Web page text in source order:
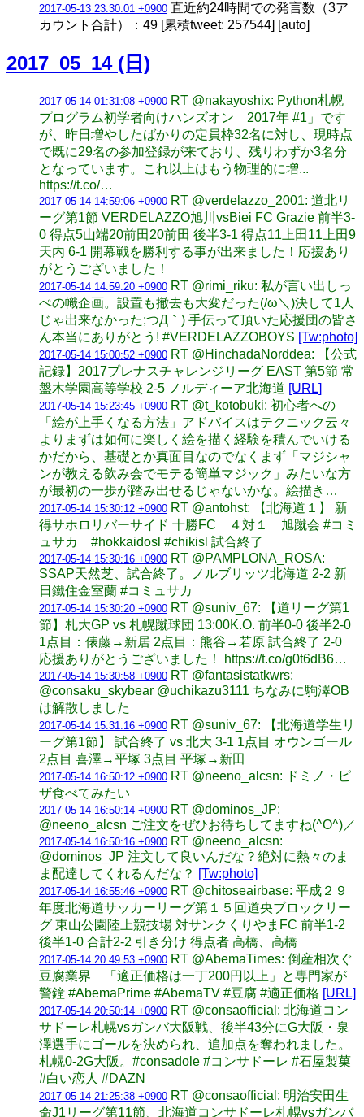
2017-05-13 23:30:01 +0900 直近約24時間での発言数（3ア
カウント合計）：49 [累積tweet: 257544] [auto]
2017_05_14 (日)
2017-05-14 01:31:08 +0900 RT @nakayoshix: Python札幌
プログラム初学者向けハンズオン 2017年 #1」です
が、昨日増やしたばかりの定員枠32名に対し、現時点
で既に29名の参加登録が来ており、残りわずか3名分
となっています。これ以上はもう物理的に増...
https://t.co/…
2017-05-14 14:59:06 +0900 RT @verdelazzo_2001: 道北リ
ーグ第1節 VERDELAZZO旭川vsBiei FC Grazie 前半3-
0 得点5山端20前田20前田 後半3-1 得点11上田11上田9
天内 6-1 開幕戦を勝利する事が出来ました！応援あり
がとうございました！
2017-05-14 14:59:20 +0900 RT @rimi_riku: 私が言い出しっ
ぺの幟企画。設置も撤去も大変だった(/ω＼)決して1人
じゃ出来なかった;つД｀) 手伝って頂いた応援団の皆さ
ん本当にありがとう! #VERDELAZZOBOYS [Tw:photo]
2017-05-14 15:00:52 +0900 RT @HinchadaNorddea: 【公式
記録】2017プレナスチャレンジリーグ EAST 第5節 常
盤木学園高等学校 2-5 ノルディーア北海道 [URL]
2017-05-14 15:23:45 +0900 RT @t_kotobuki: 初心者への
「絵が上手くなる方法」アドバイスはテクニック云々
よりまずは如何に楽しく絵を描く経験を積んでいける
かだから、基礎とか真面目なのでなくまず「マジシャ
ンが教える飲み会でモテる簡単マジック」みたいな方
が最初の一歩が踏み出せるじゃないかな。絵描き…
2017-05-14 15:30:12 +0900 RT @antohst: 【北海道１】 新
得サホロリバーサイド 十勝FC ４対１ 旭蹴会 #コミ
ュサカ #hokkaidosl #chikisl 試合終了
2017-05-14 15:30:16 +0900 RT @PAMPLONA_ROSA:
SSAP天然芝、試合終了。ノルブリッツ北海道 2-2 新
日鐵住金室蘭 #コミュサカ
2017-05-14 15:30:20 +0900 RT @suniv_67: 【道リーグ第1
節】札大GP vs 札幌蹴球団 13:00K.O. 前半0-0 後半2-0
1点目：俵藤→新居 2点目：熊谷→若原 試合終了 2-0
応援ありがとうございました！ https://t.co/g0t6dB6…
2017-05-14 15:30:58 +0900 RT @fantasistatkwrs:
@consaku_skybear @uchikazu3111 ちなみに駒澤OB
は解散しました
2017-05-14 15:31:16 +0900 RT @suniv_67: 【北海道学生リ
ーグ第1節】 試合終了 vs 北大 3-1 1点目 オウンゴール
2点目 喜澤→平塚 3点目 平塚→新田
2017-05-14 16:50:12 +0900 RT @neeno_alcsn: ドミノ・ピ
ザ食べてみたい
2017-05-14 16:50:14 +0900 RT @dominos_JP:
@neeno_alcsn ご注文をぜひお待ちしてますね(^O^)／
2017-05-14 16:50:16 +0900 RT @neeno_alcsn:
@dominos_JP 注文して良いんだな？絶対に熱々のま
ま配達してくれるんだな？ [Tw:photo]
2017-05-14 16:55:46 +0900 RT @chitoseairbase: 平成２９
年度北海道サッカーリーグ第１５回道央ブロックリー
グ 東山公園陸上競技場 対サンクくりやまFC 前半1-2
後半1-0 合計2-2 引き分け 得点者 高橋、高橋
2017-05-14 20:49:53 +0900 RT @AbemaTimes: 倒産相次ぐ
豆腐業界 「適正価格は一丁200円以上」と専門家が
警鐘 #AbemaPrime #AbemaTV #豆腐 #適正価格 [URL]
2017-05-14 20:50:14 +0900 RT @consaofficial: 北海道コン
サドーレ札幌vsガンバ大阪戦、後半43分にG大阪・泉
澤選手にゴールを決められ、追加点を奪われました。
札幌0-2G大阪。#consadole #コンサドーレ #石屋製菓
#白い恋人 #DAZN
2017-05-14 21:25:38 +0900 RT @consaofficial: 明治安田生
命J1リーグ第11節、北海道コンサドーレ札幌vsガンバ